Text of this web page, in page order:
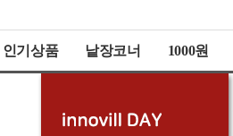
인기상품 낱장코너 1000원